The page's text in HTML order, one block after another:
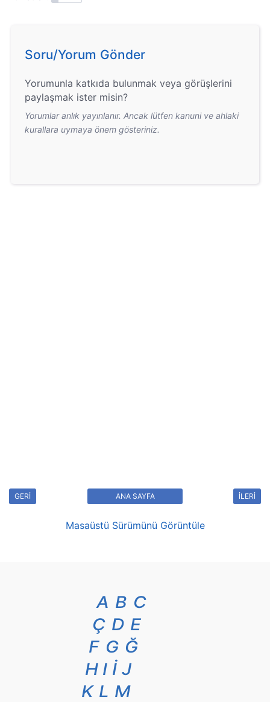
Soru/Yorum Gönder
Yorumunla katkıda bulunmak veya görüşlerini
paylaşmak ister misin?
Yorumlar anlık yayınlanır. Ancak lütfen kanuni ve ahlaki
kurallara uymaya önem gösteriniz.
GERİ İLERİ
ANA SAYFA
Masaüstü Sürümünü Görüntüle
A B C
Ç D E
F G Ğ
H I İ J
K L M